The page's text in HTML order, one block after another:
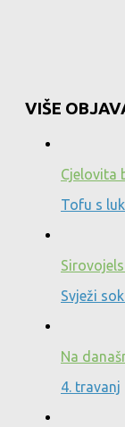
VIŠE
Cjelovita
Tofu s
Svježi
Na
4. travanj